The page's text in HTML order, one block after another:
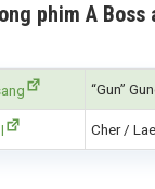
phim A Boss
“Gun”
Cher /